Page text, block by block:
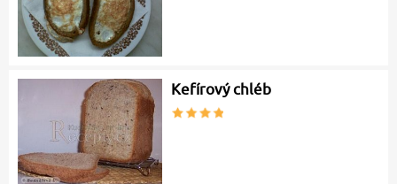
Kefírový chléb